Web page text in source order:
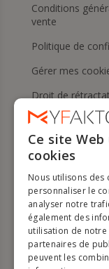
Conditions
vente
Politique de
Gérer mes
Droit de
retours
Aide
Ce site
cookies
Nous utilisons des
personnaliser le
analyser notre
également des
utilisation de notre
partenaires de
peuvent les